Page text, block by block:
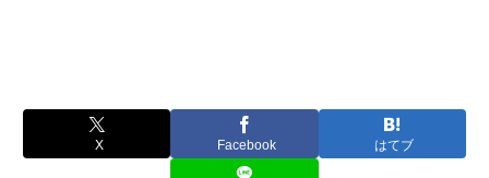
X Facebook はてブ